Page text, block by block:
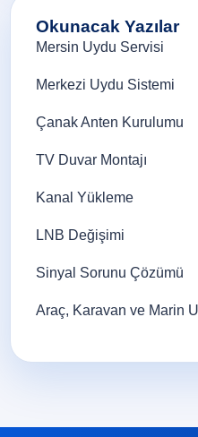
Okunacak Yazılar
Mersin Uydu Servisi
Merkezi Uydu Sistemi
Çanak Anten Kurulumu
TV Duvar Montajı
Kanal Yükleme
LNB Değişimi
Sinyal Sorunu Çözümü
Araç, Karavan ve Marin